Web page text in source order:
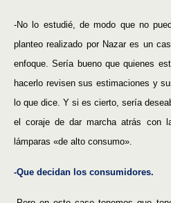
-No lo estudié, de modo que no
planteo realizado por Nazar es un
enfoque. Sería bueno que quienes
hacerlo revisen sus estimaciones y
lo que dice. Y si es cierto, sería
el coraje de dar marcha atrás con
lámparas «de alto consumo».
-Que decidan los consumidores.